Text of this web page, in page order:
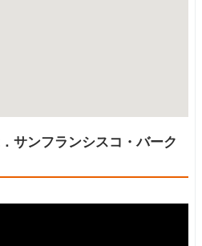
サンフランシスコ・バーク